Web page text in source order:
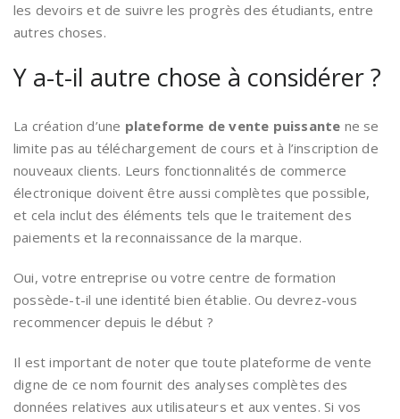
les devoirs et de suivre les progrès des étudiants, entre
autres choses.
Y a-t-il autre chose à considérer ?
La création d’une plateforme de vente puissante ne se
limite pas au téléchargement de cours et à l’inscription de
nouveaux clients. Leurs fonctionnalités de commerce
électronique doivent être aussi complètes que possible,
et cela inclut des éléments tels que le traitement des
paiements et la reconnaissance de la marque.
Oui, votre entreprise ou votre centre de formation
possède-t-il une identité bien établie. Ou devrez-vous
recommencer depuis le début ?
Il est important de noter que toute plateforme de vente
digne de ce nom fournit des analyses complètes des
données relatives aux utilisateurs et aux ventes. Si vos